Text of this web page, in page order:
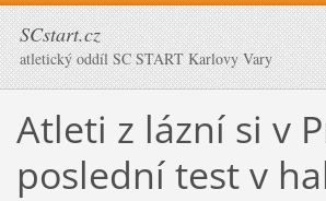
SCstart.cz
atletický oddíl SC START Karlovy Vary
Atleti z lázní si v
poslední test v